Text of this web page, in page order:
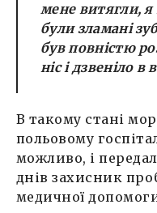
мене витягли, я
були зламані
був повністю
ніс і дзвеніло в
В такому стані
польовому
можливо, і
днів захисник
медичної